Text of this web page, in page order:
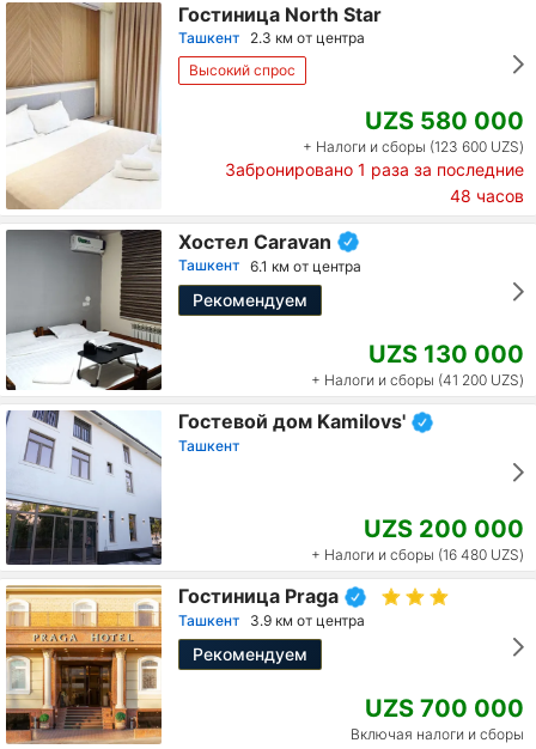
Гостиница North Star
Ташкент
2.3 км от центра
Высокий спрос
UZS 580 000
+ Налоги и сборы (123 600 UZS)
Забронировано 1 раза за последние
48 часов
Хостел Caravan
Ташкент 6.1 км от центра
Рекомендуем
UZS 130 000
+ Налоги и сборы (41 200 UZS)
Гостевой дом Kamilovs'
Ташкент
UZS 200 000
+ Налоги и сборы (16 480 UZS)
Гостиница Praga
Ташкент 3.9 км от центра
Рекомендуем
UZS 700 000
Включая налоги и сборы